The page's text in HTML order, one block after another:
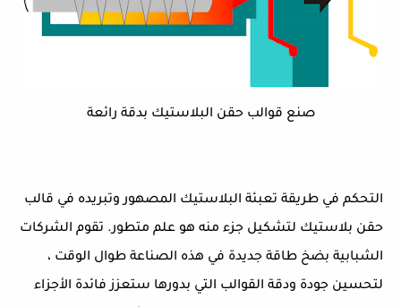
صنع قوالب حقن البلاستيك بدقة رائعة
التحكم في طريقة تعبئة البلاستيك المصهور وتبريده في قالب
حقن بلاستيك لتشكيل جزء منه هو علم متطور. تقوم الشركات
الشبابية بضخ طاقة جديدة في هذه الصناعة طوال الوقت ،
لتحسين جودة ودقة القوالب التي بدورها ستعزز فائدة الأجزاء